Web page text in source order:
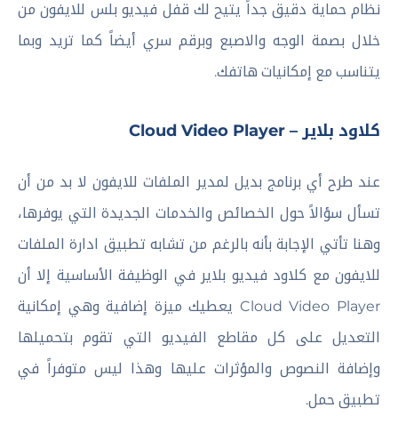
نظام حماية دقيق جداً يتيح لك قفل فيديو بلس للايفون من
خلال بصمة الوجه والاصبع وبرقم سري أيضاً كما تريد وبما
يتناسب مع إمكانيات هاتفك.
كلاود بلاير – Cloud Video Player
عند طرح أي برنامج بديل لمدير الملفات للايفون لا بد من أن
تسأل سؤالاً حول الخصائص والخدمات الجديدة التي يوفرها،
وهنا تأتي الإجابة بأنه بالرغم من تشابه تطبيق ادارة الملفات
للايفون مع كلاود فيديو بلاير في الوظيفة الأساسية إلا أن
Cloud Video Player يعطيك ميزة إضافية وهي إمكانية
التعديل على كل مقاطع الفيديو التي تقوم بتحميلها
وإضافة النصوص والمؤثرات عليها وهذا ليس متوفراً في
تطبيق حمل.